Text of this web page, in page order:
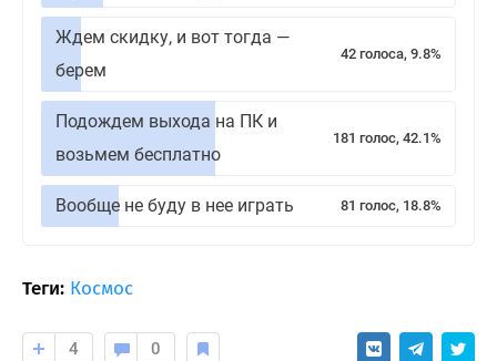
Ждем скидку, и вот тогда —
берем
42 голоса, 9.8%
Подождем выхода на ПК и
возьмем бесплатно
181 голос, 42.1%
Вообще не буду в нее играть 81 голос, 18.8%
Теги: Космос
4 0